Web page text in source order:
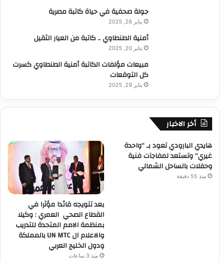
جولة صحفية في حياة كاتبة مصرية
يناير 26, 2025
أمنية الطنطاوي .. كاتبة من العيار الثقيل
يناير 20, 2025
مبيعات مؤلفات الكاتبة أمنية الطنطاوي كسرت
كل التوقعات
يناير 29, 2025
أخر الاخبار
هايدي البارودي تعود بـ “واحدة
غيري” وتستعد لمفاجآت فنية
وحفلات بالساحل الشمالي
منذ 55 دقيقة
بعد تتويجه قائدا مؤثرا في
القطاع الصحي العمري : وكيلا
بمنظمة الامم المتحدة للتدريب
والاعلام ال UN MTC بالمملكة
ودول الخليج العربي
منذ 3 ساعات